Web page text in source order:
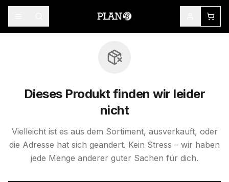
Dieses Produkt finden wir leider
nicht
Vielleicht ist es aus dem Sortiment, ausverkauft, oder
die Adresse hat sich geändert. Kein Stress – wir haben
jede Menge anderer guter Sachen für dich.